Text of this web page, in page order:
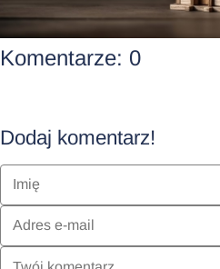
Komentarze: 0
Dodaj komentarz!